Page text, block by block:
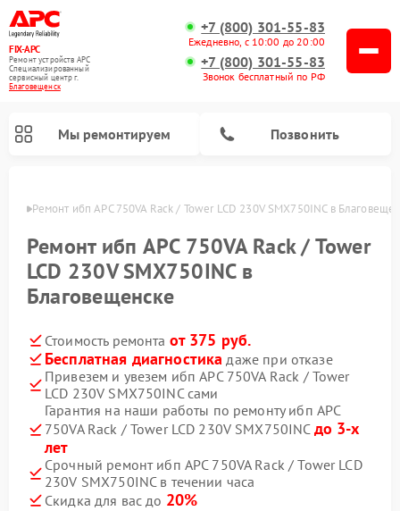
FIX-APC
Ремонт устройств APC
Специализированный
cервисный центр г.
Благовещенск
+7 (800) 301-55-83
Ежедневно, с 10:00 до 20:00
+7 (800) 301-55-83
Звонок бесплатный по РФ
Мы ремонтируем Позвонить
Ремонт ибп APC 750VA Rack / Tower LCD 230V SMX750INC в
Ремонт ибп APC 750VA Rack / Tower
LCD 230V SMX750INC в
Благовещенске
Стоимость ремонта от 375 руб.
Бесплатная диагностика даже при отказе
Привезем и увезем ибп APC 750VA Rack / Tower
LCD 230V SMX750INC сами
Гарантия на наши работы по ремонту ибп APC
750VA Rack / Tower LCD 230V SMX750INC до 3-х
лет
Срочный ремонт ибп APC 750VA Rack / Tower LCD
230V SMX750INC в течении часа
Скидка для вас до 20%